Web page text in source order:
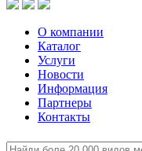
О компании
Каталог
Услуги
Новости
Информация
Партнеры
Контакты